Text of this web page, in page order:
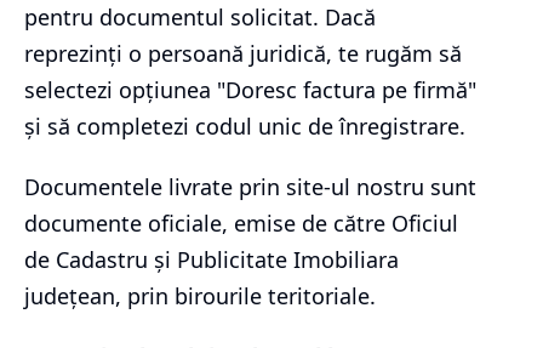
pentru documentul solicitat. Dacă
reprezinți o persoană juridică, te rugăm să
selectezi opțiunea "Doresc factura pe firmă"
și să completezi codul unic de înregistrare.
Documentele livrate prin site-ul nostru sunt
documente oficiale, emise de către Oficiul
de Cadastru și Publicitate Imobiliara
județean, prin birourile teritoriale.